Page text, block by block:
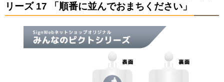
リーズ 17 「順番に並んでおまちください」